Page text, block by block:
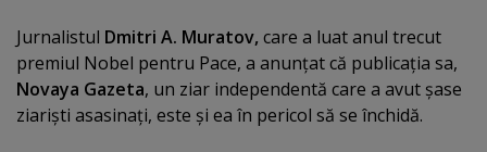
Jurnalistul Dmitri A. Muratov, care a luat anul trecut
premiul Nobel pentru Pace, a anunţat că publicaţia sa,
Novaya Gazeta, un ziar independentă care a avut şase
ziarişti asasinaţi, este şi ea în pericol să se închidă.